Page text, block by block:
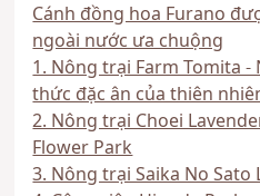
Cánh đồng hoa Furano
ngoài nước ưa chuộng
1. Nông trại Farm Tomita
thức đặc ân của thiên
2. Nông trại Choei
Flower Park
3. Nông trại Saika No Sato